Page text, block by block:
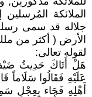
الملائكة
جلاله قد سمى
الأرض ( أكثر من
لقوله تعالى: